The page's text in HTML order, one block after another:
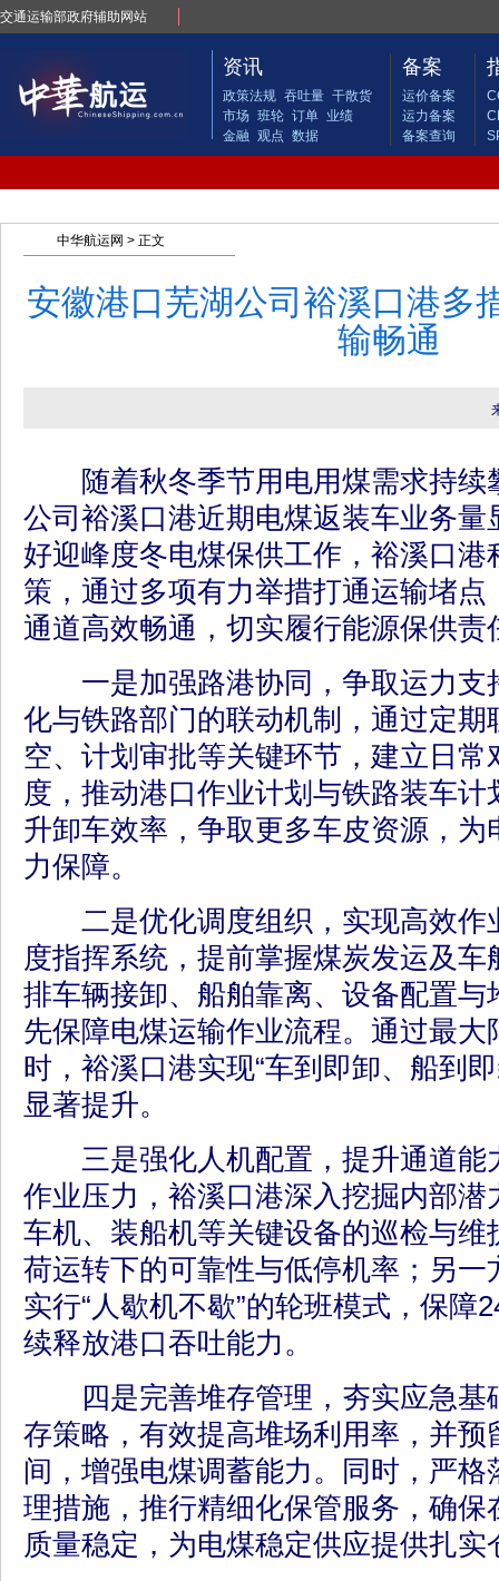
交通运输部政府辅助网站
资讯
政策法规 吞吐量 干散货
市场 班轮 订单 业绩
金融 观点 数据
备案
运价备案
运力备案
备案查询
中华航运网 > 正文
安徽港口芜湖公司裕溪口港多
输畅通
随着秋冬季节用电用煤需求持续
公司裕溪口港近期电煤返装车业务量
好迎峰度冬电煤保供工作，裕溪口港
策，通过多项有力举措打通运输堵
通道高效畅通，切实履行能源保供责
一是加强路港协同，争取运力支
化与铁路部门的联动机制，通过定期
空、计划审批等关键环节，建立日常
度，推动港口作业计划与铁路装车
升卸车效率，争取更多车皮资源，
力保障。
二是优化调度组织，实现高效作
度指挥系统，提前掌握煤炭发运及
排车辆接卸、船舶靠离、设备配置与
先保障电煤运输作业流程。通过最
时，裕溪口港实现“车到即卸、船到
显著提升。
三是强化人机配置，提升通道能
作业压力，裕溪口港深入挖掘内部潜
车机、装船机等关键设备的巡检与维
荷运转下的可靠性与低停机率；另一
实行“人歇机不歇”的轮班模式，保障
续释放港口吞吐能力。
四是完善堆存管理，夯实应急基
存策略，有效提高堆场利用率，并预
间，增强电煤调蓄能力。同时，严
理措施，推行精细化保管服务，确保
质量稳定，为电煤稳定供应提供扎实